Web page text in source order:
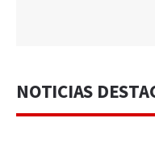
NOTICIAS